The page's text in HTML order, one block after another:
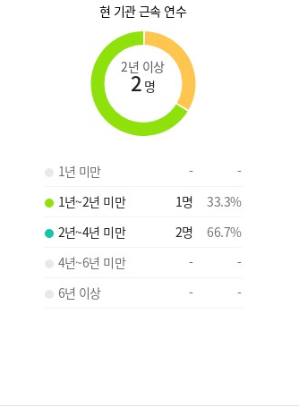
현 기관 근속 연수
2년 이상
2 명
1년 미만 -
-
1년~2년 미만
1명 33.3%
2년~4년 미만
2명 66.7%
4년~6년 미만
-
-
6년 이상
- -